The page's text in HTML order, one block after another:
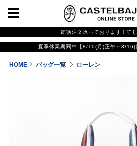
電話注文承っております！詳
夏季休業期間中【8/10(月)正午～8/16(
HOME バッグ一覧 ローレン